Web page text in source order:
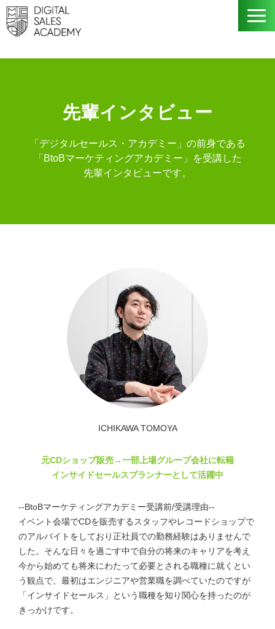
学習コース詳細
先輩インタビュー
先輩インタビュー
「デジタルセールス・アカデミー」の前身である
「BtoBマーケティングアカデミー」を受講した
先輩インタビューです。
元CDショップ販売→一部上場グループ会社に転籍
インサイドセールスプランナーとして活躍中
--BtoBマーケティングアカデミー受講前/受講理由--
イベント会場でCDを販売するスタッフやレコードショップで
のアルバイトをしており正社員での勤務経験はありませんで
した。そんな日々を過ごす中で自分の将来のキャリアを考え
今から始めても将来にわたって必要とされる職種に就くとい
う観点で、最初はエンジニアや営業職を調べていたのですが
「インサイドセールス」という職種を知り関心を持ったのが
きっかけです。
ICHIKAWA TOMOYA